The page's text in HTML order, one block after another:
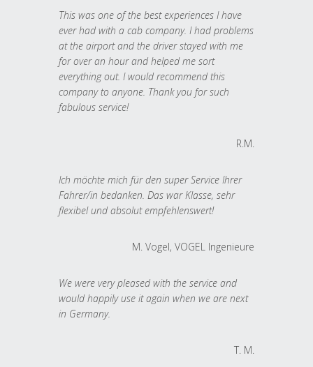
This was one of the best experiences I have
ever had with a cab company. I had problems
at the airport and the driver stayed with me
for over an hour and helped me sort
everything out. I would recommend this
company to anyone. Thank you for such
fabulous service!
R.M.
Ich möchte mich für den super Service Ihrer
Fahrer/in bedanken. Das war Klasse, sehr
flexibel und absolut empfehlenswert!
M. Vogel, VOGEL Ingenieure
We were very pleased with the service and
would happily use it again when we are next
in Germany.
T. M.